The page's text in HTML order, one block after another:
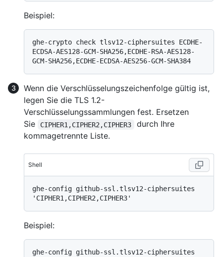
Beispiel:
ghe-crypto check tlsv12-ciphersuites ECDHE-
ECDSA-AES128-GCM-SHA256,ECDHE-RSA-AES128-
Wenn die Verschlüsselungszeichenfolge gültig ist,
legen Sie die TLS 1.2-
Verschlüsselungssammlungen fest. Ersetzen
Sie
CIPHER1,CIPHER2,CIPHER3
durch Ihre
kommagetrennte Liste.
Shell
ghe-config github-ssl.tlsv12-ciphersuites
Beispiel:
ghe-config github-ssl.tlsv12-ciphersuites